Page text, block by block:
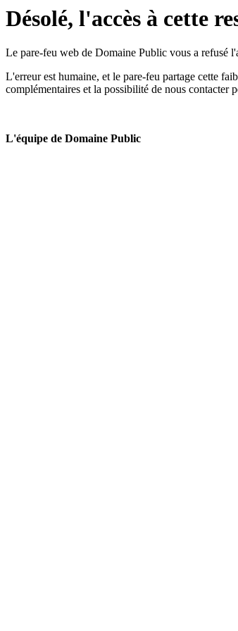
Désolé, l'accès à cette
Le pare-feu web de Domaine Public vous a refusé
L'erreur est humaine, et le pare-feu partage cette
complémentaires et la possibilité de nous contacter
L'équipe de Domaine Public